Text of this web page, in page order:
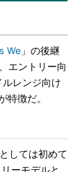
We 」の後継
エントリー向
レンジ向け
特徴だ。
しては初めて